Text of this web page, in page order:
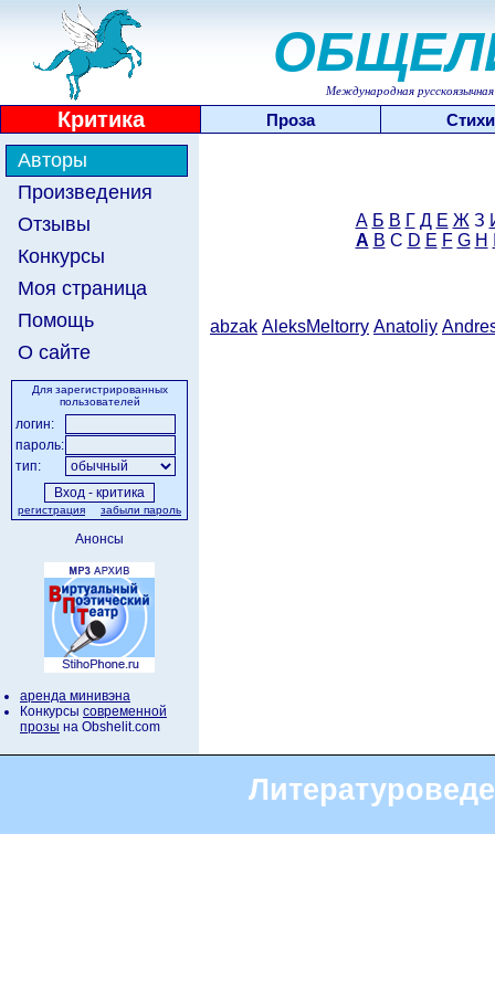
Международная
Критика Проза Стихи
Авторы
Произведения
Отзывы
Конкурсы
Моя страница
Помощь
О сайте
Для зарегистрированных
пользователей
логин:
пароль:
тип:
регистрация забыли пароль
Анонсы
аренда минивэна
Конкурсы современной
прозы на Obshelit.com
А Б В Г Д Е Ж З
A B C D E F G H
abzak AleksMeltorry Anatoliy